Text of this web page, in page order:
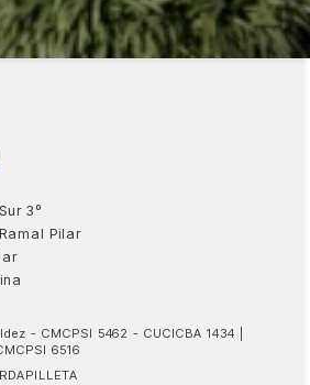
3º
Pilar
- CMCPSI 5462 - CUCICBA 1434 |
6516